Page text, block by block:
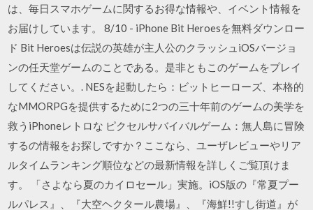
は、毎日スマホゲームに関するお得な情報や、イベント情報を
お届けしています。 8/10 - iPhone Bit Heroesを無料ダウンロー
ド Bit Heroesは伝説の英雄が主人公のクラッシュiOSバージョ
ンの任天堂ゲームのことである。是非ともこのゲームをプレイ
してください。. NESを起動したら：ビットヒーローズ、本格的
なMMORPGを提供するために2つの三十年前のゲームの美学を
救うiPhoneレトロな ピクセルサバイバルゲーム：無人島に冒険
するの情報をお探しですか？ここなら、ユーザレビューやリア
ルタイムランキング順位などの最新情報を詳しくご覧頂けま
す。 「さよなら夏のカイロセール」実施。iOS版の『常夏プー
ルパレス』、『大空ヘクタール農場』、『海鮮!!すし街道』が